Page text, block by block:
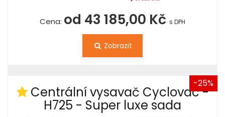
Cena: od 43 185,00 Kč s DPH
Zobrazit
-25%
Centrální vysavač Cyclovac -
H725 - Super luxe sada